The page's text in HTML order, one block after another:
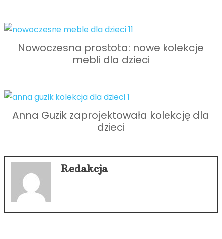
Nowoczesna prostota: nowe kolekcje
mebli dla dzieci
Anna Guzik zaprojektowała kolekcję dla
dzieci
Redakcja